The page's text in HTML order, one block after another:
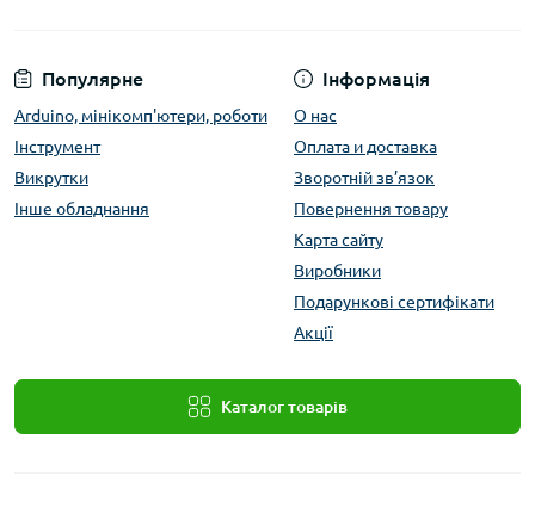
Популярне
Arduino, мінікомп'ютери, роботи
Інструмент
Викрутки
Інше обладнання
Інформація
О нас
Оплата и доставка
Зворотній зв’язок
Повернення товару
Карта сайту
Виробники
Подарункові сертифікати
Акції
Каталог товарів